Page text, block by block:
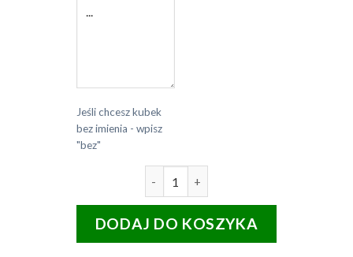
Jeśli chcesz kubek
bez imienia - wpisz
"bez"
DODAJ DO KOSZYKA